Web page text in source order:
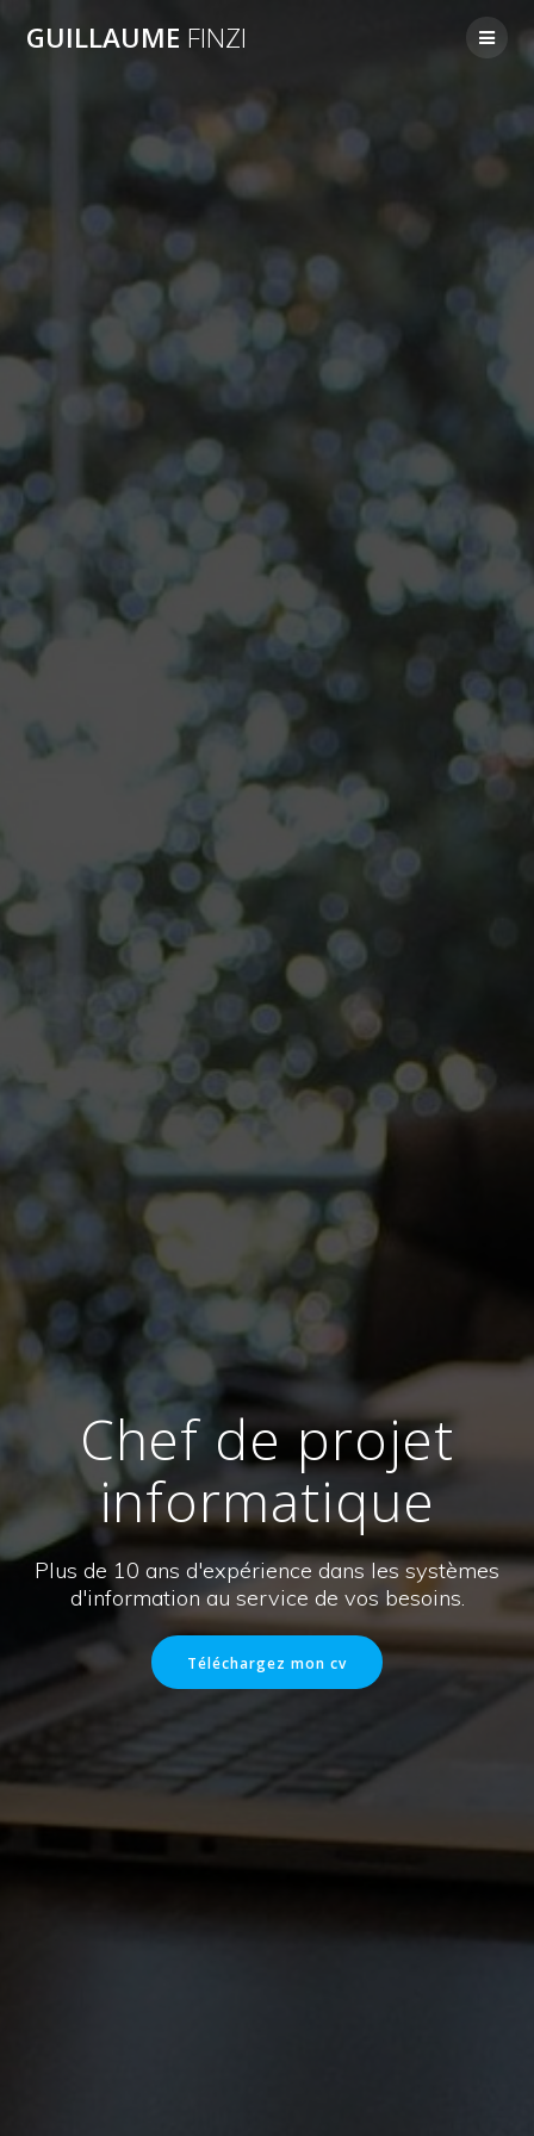
GUILLAUME FINZI
Chef de projet
informatique
Plus de 10 ans d'expérience dans les systèmes
d'information au service de vos besoins.
Téléchargez mon cv